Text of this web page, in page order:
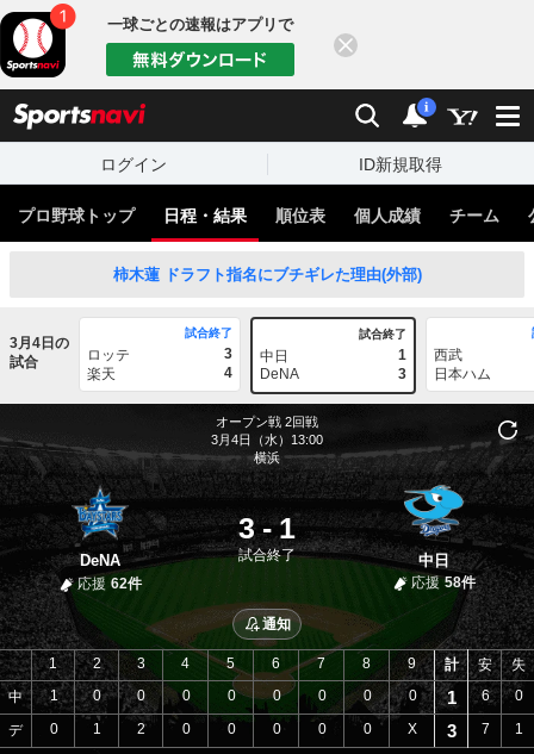
一球ごとの速報はアプリで
検索 通知
i
ログイン ID新規取得
プロ野球トップ 日程・結果 順位表 個人成績 チーム
柿木蓮 ドラフト指名にブチギレた理由(外部)
3月4日の
試合
試合終了
ロッテ
3
楽天
4
試合終了
中日
1
DeNA
3
西武
日本ハム
オープン戦 2回戦
3月4日（水）13:00
横浜
DeNA
応援 62件
3 - 1
試合終了 中日
応援 58件
通知
中
デ
1 2 3 4 5 6 7 8
9
1
0 0 0 0 0 0 0
0
0
1 2 0 0 0 0 0 X
計 安 失
1 6 0
3 7 1